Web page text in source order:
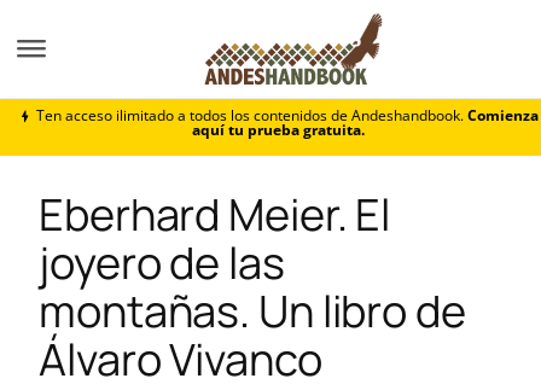
Ten acceso ilimitado a todos los contenidos de Andeshandbook.Comienza
aquí tu prueba gratuita.
Buscar artículos
Buscar
Eberhard Meier. El
joyero de las
montañas. Un libro de
Álvaro Vivanco